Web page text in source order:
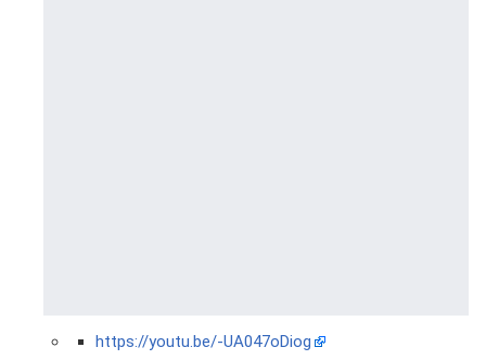
https://youtu.be/-UA047oDiog